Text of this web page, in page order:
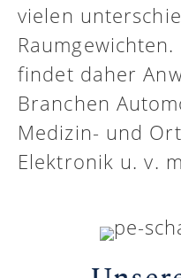
vielen
findet daher
Branchen
Medizin- und
Elektronik u. v.